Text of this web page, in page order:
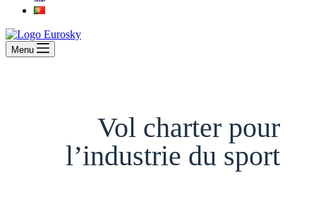
Menu
Vol charter pour
l’industrie du sport